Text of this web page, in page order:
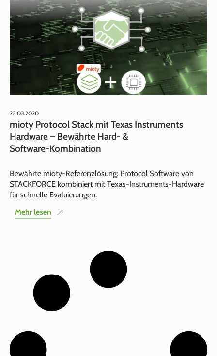
23.03.2020
mioty Protocol Stack mit Texas Instruments
Hardware – Bewährte Hard‑ &
Software‑Kombination
Bewährte mioty‑Referenzlösung: Protocol Software von
STACKFORCE kombiniert mit Texas‑Instruments‑Hardware
für schnelle Evaluierungen.
Mehr lesen